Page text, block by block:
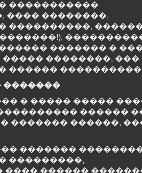
�����������
���� ��������,
����������,
������� �
��������, ���
������
�������
� ����� �����
������
������� ������,
�������
���������,
���� ������